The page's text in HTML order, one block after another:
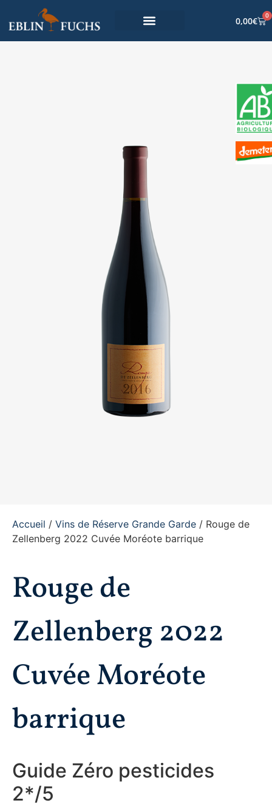
0,00€ 0
Accueil / Vins de Réserve Grande Garde / Rouge de
Zellenberg 2022 Cuvée Moréote barrique
Rouge de
Zellenberg 2022
Cuvée Moréote
barrique
Guide Zéro pesticides
2*/5